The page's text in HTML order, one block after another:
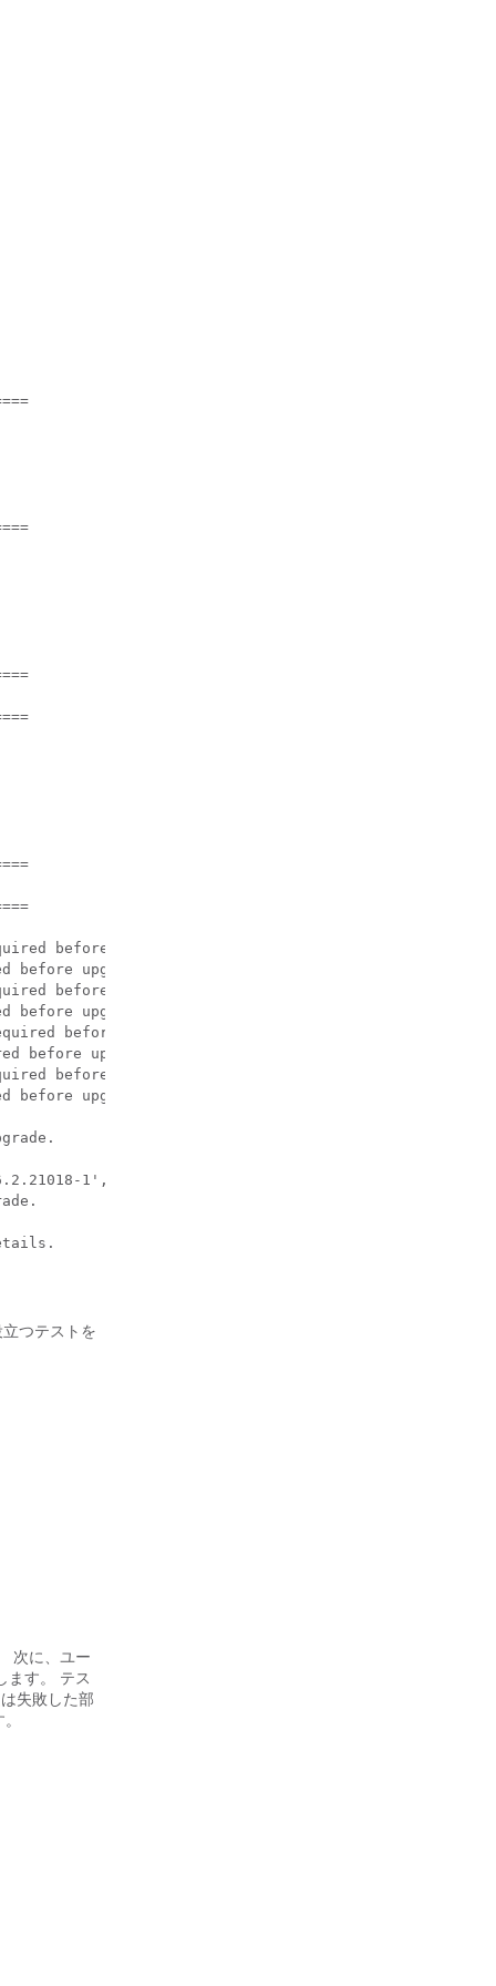
before upgrade.
before upgrade.
before upgrade.
before upgrade.
before upgrade.
before upgrade.
before upgrade.
before upgrade.
1',NO ACTION required before upgrade.
つテストを
次に、ユー
ます。 テス
失敗した部